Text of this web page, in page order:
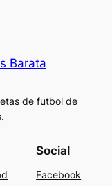
Barata
de futbol de
Social
Facebook